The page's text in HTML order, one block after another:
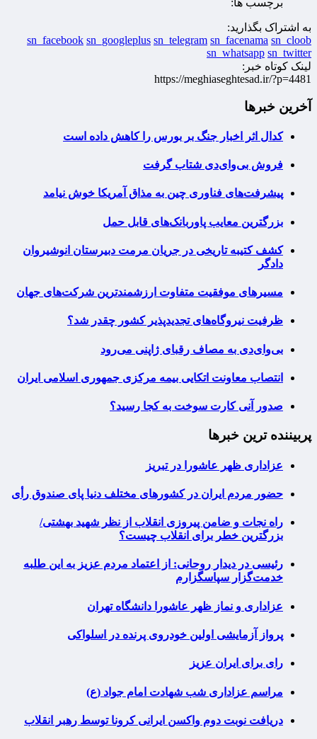
به اشتراک بگذارید:
sn_facebook sn_googleplus sn_telegram sn_facenama sn_cloob
sn_whatsapp sn_twitter
لینک کوتاه خبر:
https://meghiaseghtesad.ir/?p=4481
آخرین خبرها
کدال اثر اخبار جنگ بر بورس را کاهش داده است
فروش بی‌وای‌دی شتاب گرفت
پیشرفت‌های فناوری چین به مذاق آمریکا خوش نیامد
بزرگترین معایب پاوربانک‌های قابل حمل
کشف کتیبه تاریخی در جریان مرمت دبیرستان انوشیروان
دادگر
مسیرهای موفقیت متفاوت ارزشمندترین شرکت‌های جهان
ظرفیت نیروگاه‌های تجدیدپذیر کشور چقدر شد؟
بی‌وای‌دی به مصاف رقبای ژاپنی می‌رود
انتصاب معاونت اتکایی بیمه مرکزی جمهوری اسلامی ایران
صدور آنی کارت سوخت به کجا رسید؟
پربیننده ترین خبرها
عزاداری ظهر عاشورا در تبریز
حضور مردم ایران در کشورهای مختلف دنیا پای صندوق رأی
راه نجات و ضامن پیروزی انقلاب از نظر شهید بهشتی/
بزرگترین خطر برای انقلاب چیست؟
رئیسی در دیدار روحانی: از اعتماد مردم عزیز به این طلبه
خدمت‌گزار سپاسگزارم
عزاداری و نماز ظهر عاشورا دانشگاه تهران
پرواز آزمایشی اولین خودروی پرنده در اسلواکی
رای برای ایران عزیز
مراسم عزاداری شب شهادت امام جواد (ع)
دریافت نوبت دوم واکسن ایرانی کرونا توسط رهبر انقلاب